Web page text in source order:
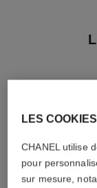
LES
CHANEL utilise
pour
sur mesure,